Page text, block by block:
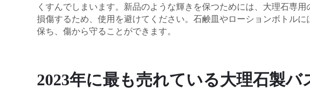
くすんでしまいます。新品のような輝きを保つためには、大理石専
損傷するため、使用を避けてください。石鹸皿やローションボトル
保ち、傷から守ることができます。
2023年に最も売れている大理石製